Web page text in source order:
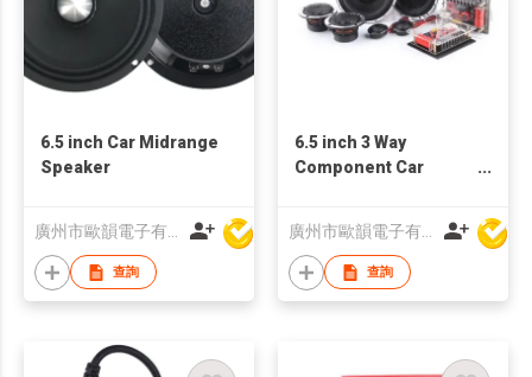
6.5 inch Car Midrange
Speaker
查詢
6.5 inch 3 Way
Component Car
查詢